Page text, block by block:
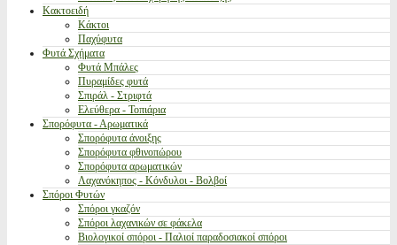
Κακτοειδή
Κάκτοι
Παχύφυτα
Φυτά Σχήματα
Φυτά Μπάλες
Πυραμίδες φυτά
Σπιράλ - Στριφτά
Ελεύθερα - Τοπιάρια
Σπορόφυτα - Αρωματικά
Σπορόφυτα άνοιξης
Σπορόφυτα φθινοπώρου
Σπορόφυτα αρωματικών
Λαχανόκηπος - Κόνδυλοι - Βολβοί
Σπόροι Φυτών
Σπόροι γκαζόν
Σπόροι λαχανικών σε φάκελα
Βιολογικοί σπόροι - Παλιοί παραδοσιακοί σπόροι